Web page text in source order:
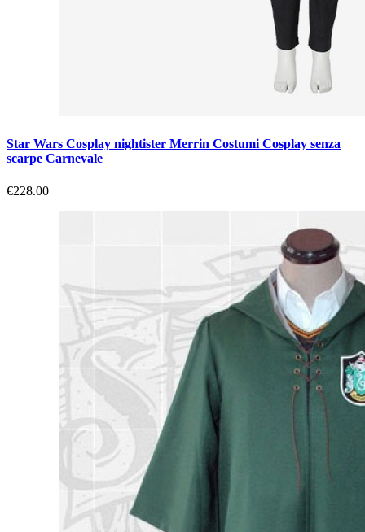
Star Wars Cosplay nightister Merrin Costumi Cosplay senza
scarpe Carnevale
€228.00